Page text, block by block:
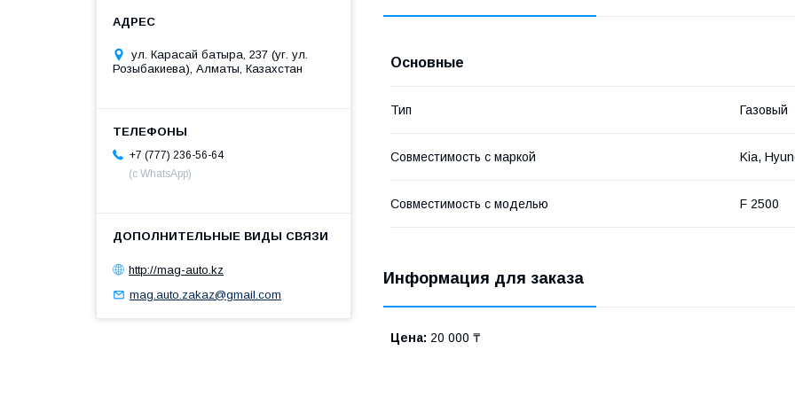
Основные
Тип Газовый
Совместимость с маркой Kia,
Совместимость с моделью F 2500
Информация для заказа
Цена: 20 000 ₸
ул. Карасай батыра, 237 (уг. ул.
Розыбакиева), Алматы, Казахстан
+7 (777) 236-56-64
(с WhatsApp)
http://mag-auto.kz
mag.auto.zakaz@gmail.com